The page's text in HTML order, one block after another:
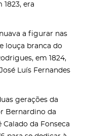
era
a figurar nas
louça branca do
em 1824,
Luís Fernandes
gerações da
Bernardino da
Calado da Fonseca